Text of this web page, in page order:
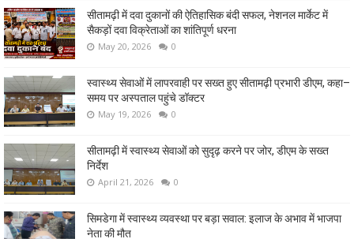
सीतामढ़ी में दवा दुकानों की ऐतिहासिक बंदी सफल, नेशनल मार्केट में
सैकड़ों दवा विक्रेताओं का शांतिपूर्ण धरना
May 20, 2026 0
स्वास्थ्य सेवाओं में लापरवाही पर सख्त हुए सीतामढ़ी प्रभारी डीएम, कहा–
समय पर अस्पताल पहुंचे डॉक्टर
May 19, 2026 0
सीतामढ़ी में स्वास्थ्य सेवाओं को सुदृढ़ करने पर जोर, डीएम के सख्त
निर्देश
April 21, 2026 0
सिमडेगा में स्वास्थ्य व्यवस्था पर बड़ा सवाल: इलाज के अभाव में भाजपा
नेता की मौत